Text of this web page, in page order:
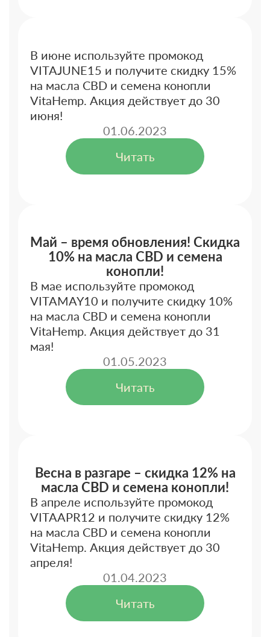
В июне используйте промокод
VITAJUNE15 и получите скидку 15%
на масла CBD и семена конопли
VitaHemp. Акция действует до 30
июня!
01.06.2023
Читать
Май – время обновления! Скидка
10% на масла CBD и семена
конопли!
В мае используйте промокод
VITAMAY10 и получите скидку 10%
на масла CBD и семена конопли
VitaHemp. Акция действует до 31
мая!
01.05.2023
Читать
Весна в разгаре – скидка 12% на
масла CBD и семена конопли!
В апреле используйте промокод
VITAAPR12 и получите скидку 12%
на масла CBD и семена конопли
VitaHemp. Акция действует до 30
апреля!
01.04.2023
Читать